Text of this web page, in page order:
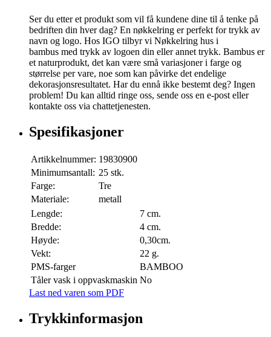
Ser du etter et produkt som vil få kundene dine til å tenke på
bedriften din hver dag? En nøkkelring er perfekt for trykk av
navn og logo. Hos IGO tilbyr vi Nøkkelring hus i
bambus med trykk av logoen din eller annet trykk. Bambus er
et naturprodukt, det kan være små variasjoner i farge og
størrelse per vare, noe som kan påvirke det endelige
dekorasjonsresultatet. Har du ennå ikke bestemt deg? Ingen
problem! Du kan alltid ringe oss, sende oss en e-post eller
kontakte oss via chattetjenesten.
Spesifikasjoner
Artikkelnummer: 19830900
Minimumsantall: 25 stk.
Farge:
Tre
Materiale:
metall
Lengde:
7 cm.
Bredde:
4 cm.
Høyde:
0,30cm.
Vekt:
22 g.
PMS-farger
BAMBOO
Tåler vask i oppvaskmaskin No
Last ned varen som PDF
Trykkinformasjon